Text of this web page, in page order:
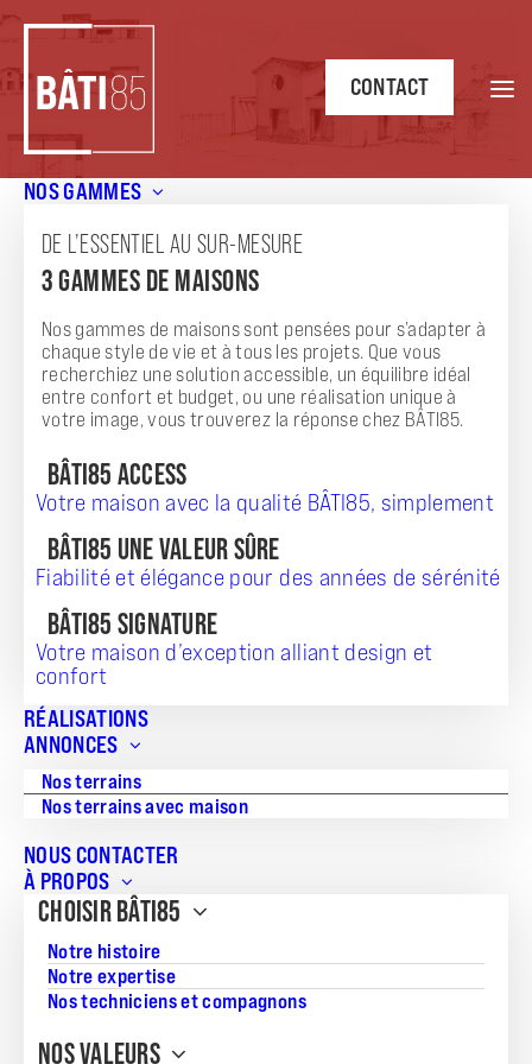
NOS GAMMES
DE L’ESSENTIEL AU SUR-MESURE
3 GAMMES DE MAISONS
Nos gammes de maisons sont pensées pour s’adapter à
chaque style de vie et à tous les projets. Que vous
recherchiez une solution accessible, un équilibre idéal
entre confort et budget, ou une réalisation unique à
votre image, vous trouverez la réponse chez BÂTI85.
BÂTI85 ACCESS
Votre maison avec la qualité BÂTI85, simplement
BÂTI85 UNE VALEUR SÛRE
Fiabilité et élégance pour des années de sérénité
BÂTI85 SIGNATURE
Votre maison d’exception alliant design et
confort
RÉALISATIONS
ANNONCES
Nos terrains
Nos terrains avec maison
NOUS CONTACTER
À PROPOS
CHOISIR BÂTI85
Notre histoire
Notre expertise
Nos techniciens et compagnons
NOS VALEURS
CONTACT
une rénovation
BLOG
LES AVANTAGES D’UNE MAISON NEUVE PAR
RAPPORT À UNE RÉNOVATION
CONSEILS 03.03
bien ancien ? Ce choix est crucial et dépend de nombreux